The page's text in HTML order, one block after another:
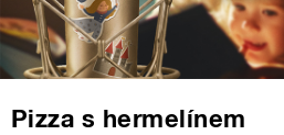
Pizza s hermelínem